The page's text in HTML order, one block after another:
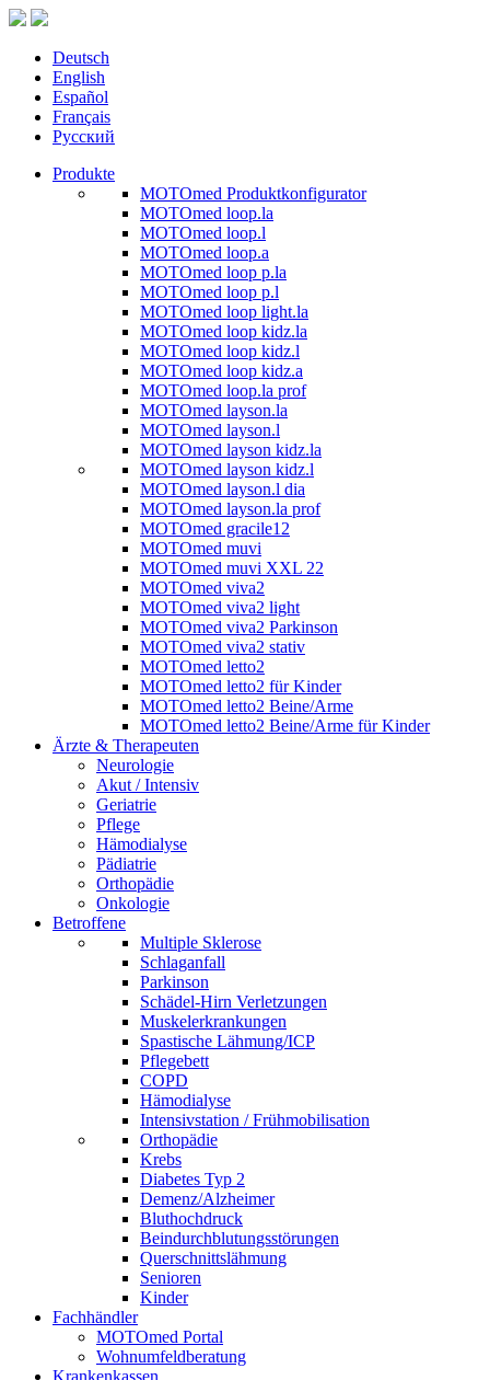
Deutsch
English
Español
Français
Русский
Produkte
MOTOmed Produktkonfigurator
MOTOmed loop.la
MOTOmed loop.l
MOTOmed loop.a
MOTOmed loop p.la
MOTOmed loop p.l
MOTOmed loop light.la
MOTOmed loop kidz.la
MOTOmed loop kidz.l
MOTOmed loop kidz.a
MOTOmed loop.la prof
MOTOmed layson.la
MOTOmed layson.l
MOTOmed layson kidz.la
MOTOmed layson kidz.l
MOTOmed layson.l dia
MOTOmed layson.la prof
MOTOmed gracile12
MOTOmed muvi
MOTOmed muvi XXL 22
MOTOmed viva2
MOTOmed viva2 light
MOTOmed viva2 Parkinson
MOTOmed viva2 stativ
MOTOmed letto2
MOTOmed letto2 für Kinder
MOTOmed letto2 Beine/Arme
MOTOmed letto2 Beine/Arme für Kinder
Ärzte & Therapeuten
Neurologie
Akut / Intensiv
Geriatrie
Pflege
Hämodialyse
Pädiatrie
Orthopädie
Onkologie
Betroffene
Multiple Sklerose
Schlaganfall
Parkinson
Schädel-Hirn Verletzungen
Muskelerkrankungen
Spastische Lähmung/ICP
Pflegebett
COPD
Hämodialyse
Intensivstation / Frühmobilisation
Orthopädie
Krebs
Diabetes Typ 2
Demenz/Alzheimer
Bluthochdruck
Beindurchblutungsstörungen
Querschnittslähmung
Senioren
Kinder
Fachhändler
MOTOmed Portal
Wohnumfeldberatung
Krankenkassen